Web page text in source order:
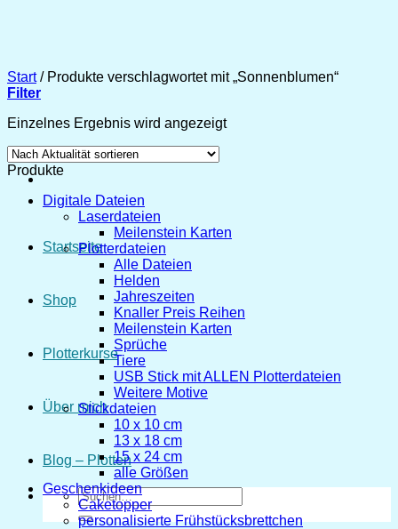
Startseite
Shop
Plotterkurse
Über mich
Blog – Plotten
Suchen
nach:
Start /Produkte verschlagwortet mit „Sonnenblumen“
Filter
Einzelnes Ergebnis wird angezeigt
Produkte
Digitale Dateien
Laserdateien
Meilenstein Karten
Plotterdateien
Alle Dateien
Helden
Jahreszeiten
Knaller Preis Reihen
Meilenstein Karten
Sprüche
Tiere
USB Stick mit ALLEN Plotterdateien
Weitere Motive
Stickdateien
10 x 10 cm
13 x 18 cm
15 x 24 cm
alle Größen
Geschenkideen
Caketopper
personalisierte Frühstücksbrettchen